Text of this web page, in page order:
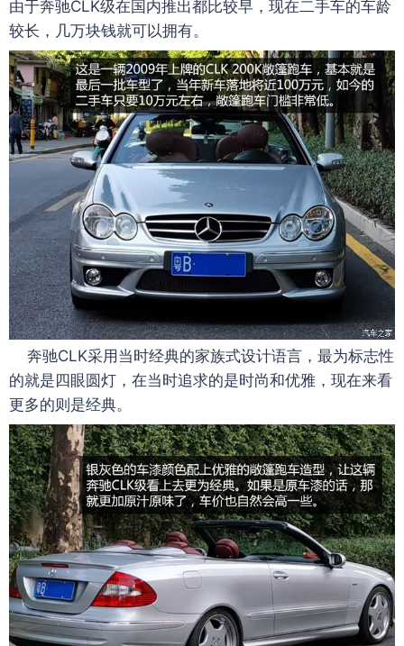
由于奔驰CLK级在国内推出都比较早，现在二手车的车龄
较长，几万块钱就可以拥有。
奔驰CLK采用当时经典的家族式设计语言，最为标志性
的就是四眼圆灯，在当时追求的是时尚和优雅，现在来看
更多的则是经典。